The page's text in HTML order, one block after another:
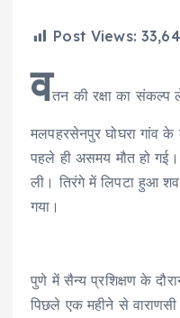
Post Views:
वतन की रक्षा का संकल्प
मलपहरसेनपुर घोघरा गांव के
पहले ही असमय मौत हो
ली। तिरंगे में लिपटा हुआ शव
गया।
पुणे में सैन्य प्रशिक्षण के
पिछले एक महीने से